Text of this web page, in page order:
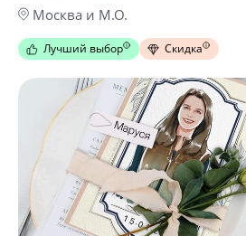
Москва и М.О.
Лучший выбор Скидка